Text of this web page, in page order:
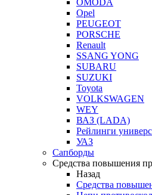
OMODA
Opel
PEUGEOT
PORSCHE
Renault
SSANG YONG
SUBARU
SUZUKI
Toyota
VOLKSWAGEN
WEY
ВАЗ (LADA)
Рейлинги
УАЗ
Сапборды
Средства повышения
Назад
Средства